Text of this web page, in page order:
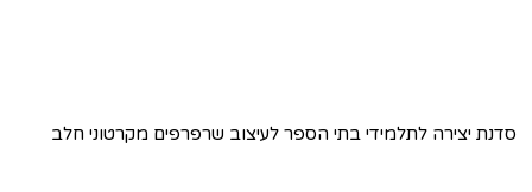
סדנת יצירה לתלמידי בתי הספר לעיצוב שרפרפים מקרטוני חלב